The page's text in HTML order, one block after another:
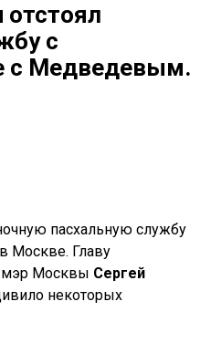
с
с Медведевым.
пасхальную службу
Москве. Главу
мэр Москвы Сергей
некоторых